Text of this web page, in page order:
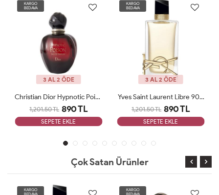
KARGO
BEDAVA
3 AL 2 ÖDE
Christian Dior Hypnotic Poison 100ml EAU DE PARFUM Bayan Tester Parfüm
1,201.50 TL 890 TL
SEPETE EKLE
KARGO
BEDAVA
3 AL 2 ÖDE
Yves Saint Laurent Libre 90 ML Bayan Tester Parfüm
1,201.50 TL 890 TL
SEPETE EKLE
Çok Satan Ürünler
KARGO
BEDAVA
KARGO
BEDAVA